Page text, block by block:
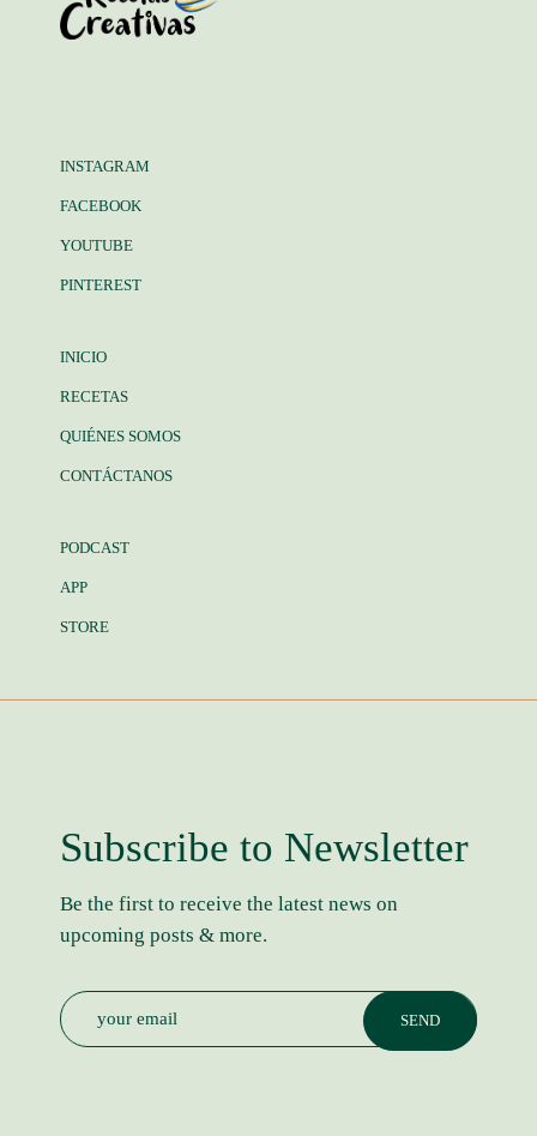
INSTAGRAM
FACEBOOK
YOUTUBE
PINTEREST
INICIO
RECETAS
QUIÉNES SOMOS
CONTÁCTANOS
PODCAST
APP
STORE
Subscribe to Newsletter
Be the first to receive the latest news on
upcoming posts & more.